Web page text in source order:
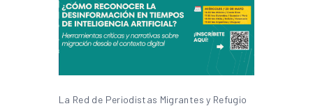
La Red de Periodistas Migrantes y Refugio